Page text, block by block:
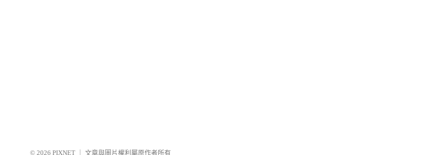
© 2026 PIXNET 文章與圖片權利屬原作者所有